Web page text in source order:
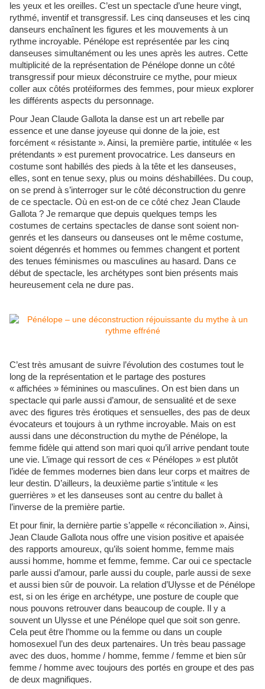
les yeux et les oreilles. C’est un spectacle d’une heure vingt,
rythmé, inventif et transgressif. Les cinq danseuses et les cinq
danseurs enchaînent les figures et les mouvements à un
rythme incroyable. Pénélope est représentée par les cinq
danseuses simultanément ou les unes après les autres. Cette
multiplicité de la représentation de Pénélope donne un côté
transgressif pour mieux déconstruire ce mythe, pour mieux
coller aux côtés protéiformes des femmes, pour mieux explorer
les différents aspects du personnage.
Pour Jean Claude Gallota la danse est un art rebelle par
essence et une danse joyeuse qui donne de la joie, est
forcément « résistante ». Ainsi, la première partie, intitulée « les
prétendants » est purement provocatrice. Les danseurs en
costume sont habillés des pieds à la tête et les danseuses,
elles, sont en tenue sexy, plus ou moins déshabillées. Du coup,
on se prend à s’interroger sur le côté déconstruction du genre
de ce spectacle. Où en est-on de ce côté chez Jean Claude
Gallota ? Je remarque que depuis quelques temps les
costumes de certains spectacles de danse sont soient non-
genrés et les danseurs ou danseuses ont le même costume,
soient dégenrés et hommes ou femmes changent et portent
des tenues féminismes ou masculines au hasard. Dans ce
début de spectacle, les archétypes sont bien présents mais
heureusement cela ne dure pas.
C’est très amusant de suivre l’évolution des costumes tout le
long de la représentation et le partage des postures
« affichées » féminines ou masculines. On est bien dans un
spectacle qui parle aussi d’amour, de sensualité et de sexe
avec des figures très érotiques et sensuelles, des pas de deux
évocateurs et toujours à un rythme incroyable. Mais on est
aussi dans une déconstruction du mythe de Pénélope, la
femme fidèle qui attend son mari quoi qu’il arrive pendant toute
une vie. L’image qui ressort de ces « Pénélopes » est plutôt
l’idée de femmes modernes bien dans leur corps et maitres de
leur destin. D’ailleurs, la deuxième partie s’intitule « les
guerrières » et les danseuses sont au centre du ballet à
l’inverse de la première partie.
Et pour finir, la dernière partie s’appelle « réconciliation ». Ainsi,
Jean Claude Gallota nous offre une vision positive et apaisée
des rapports amoureux, qu’ils soient homme, femme mais
aussi homme, homme et femme, femme. Car oui ce spectacle
parle aussi d’amour, parle aussi du couple, parle aussi de sexe
et aussi bien sûr de pouvoir. La relation d’Ulysse et de Pénélope
est, si on les érige en archétype, une posture de couple que
nous pouvons retrouver dans beaucoup de couple. Il y a
souvent un Ulysse et une Pénélope quel que soit son genre.
Cela peut être l’homme ou la femme ou dans un couple
homosexuel l’un des deux partenaires. Un très beau passage
avec des duos, homme / homme, femme / femme et bien sûr
femme / homme avec toujours des portés en groupe et des pas
de deux magnifiques.